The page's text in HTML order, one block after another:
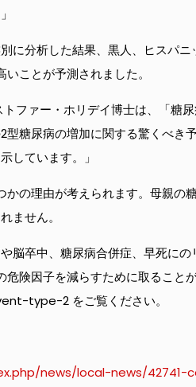
に分析した結果、黒人、ヒスパ
ことが予測されました。
ファー・ホリデイ博士は、「糖
糖尿病の増加に関する驚くべ
しています。」
の理由が考えられます。母親
ません。
脳卒中、糖尿病合併症、早死に
険因子を減らすために取るこ
type-2 をご覧ください。
news/local-news/